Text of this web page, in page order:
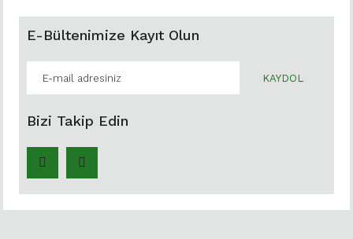
E-Bültenimize Kayıt Olun
KAYDOL
Bizi Takip Edin